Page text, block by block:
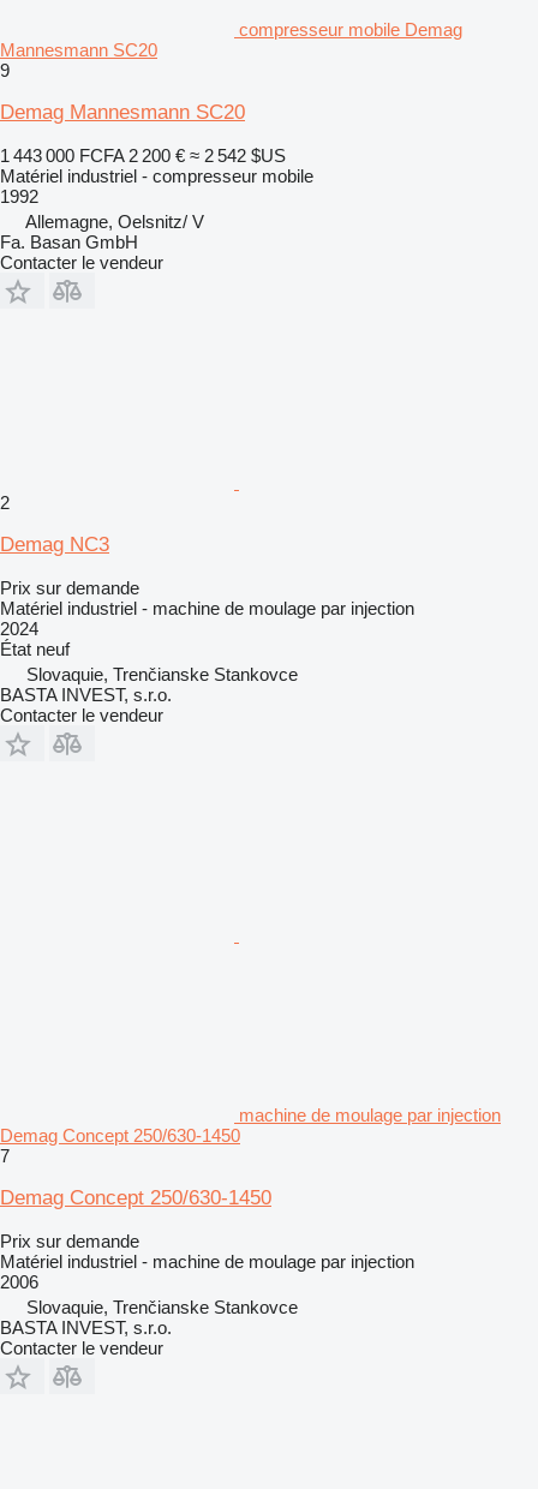
compresseur mobile Demag
Mannesmann SC20
9
Demag Mannesmann SC20
1 443 000 FCFA 2 200 € ≈ 2 542 $US
Matériel industriel - compresseur mobile
1992
Allemagne, Oelsnitz/ V
Fa. Basan GmbH
Contacter le vendeur
2
Demag NC3
Prix sur demande
Matériel industriel - machine de moulage par injection
2024
État neuf
Slovaquie, Trenčianske Stankovce
BASTA INVEST, s.r.o.
Contacter le vendeur
machine de moulage par injection
Demag Concept 250/630-1450
7
Demag Concept 250/630-1450
Prix sur demande
Matériel industriel - machine de moulage par injection
2006
Slovaquie, Trenčianske Stankovce
BASTA INVEST, s.r.o.
Contacter le vendeur